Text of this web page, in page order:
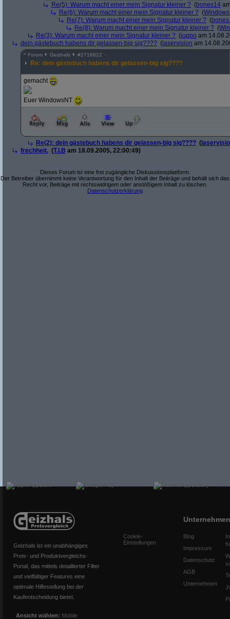
Re(5): Warum macht einer mein Signatur kleiner ? (bones14
Re(6): Warum macht einer mein Signatur kleiner ? (
Re(7): Warum macht einer mein Signatur kleiner ? (
Re(8): Warum macht einer mein Signatur kleiner ? (
Re(3): Warum macht einer mein Signatur kleiner ? (juppo am
dein gästebuch habens dir gelassen-big sig???? ( laservision am
^ Forum Geizhals #2716822
Re: dein gästebuch habens dir gelassen-big sig????
gemacht
Euer WindowsNT
Re(2): dein gästebuch habens dir gelassen-big sig???? (
frechheit. (T.I.B am 18.09.2005, 22:00:49)
Dieses Forum ist eine frei zugängliche Diskussionsplattform.
Der Betreiber übernimmt keine Verantwortung für den Inhalt der Beiträge und behält sich das
Recht vor, Beiträge mit rechtswidrigem oder anstößigem Inhalt zu löschen.
Datenschutzerklärung
Geizhals ist ein unabhängiges
Preis- und Produktvergleichs-
Portal, das mittels detaillierter Filter
und vielfältiger Features eine
optimale Hilfestellung bei der
Kaufentscheidung bietet.
Ansicht wählen: Mobile
Cookie-
Einstellungen
Unternehmen
Blog
Impressum
Datenschutz
AGB
Unternehmen